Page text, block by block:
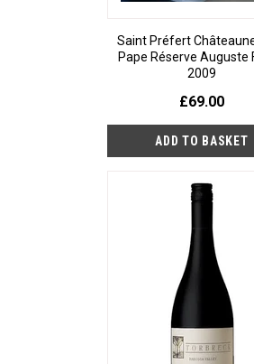
Saint Préfert
Pape Réserve Auguste
2009
£69.00